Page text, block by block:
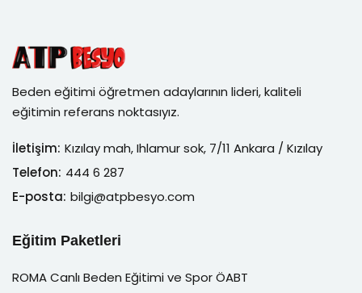
Beden eğitimi öğretmen adaylarının lideri, kaliteli
eğitimin referans noktasıyız.
İletişim: Kızılay mah, Ihlamur sok, 7/11 Ankara / Kızılay
Telefon: 444 6 287
E-posta: bilgi@atpbesyo.com
Eğitim Paketleri
ROMA Canlı Beden Eğitimi ve Spor ÖABT